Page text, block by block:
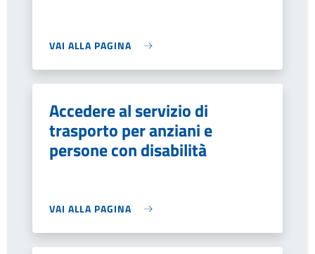
VAI ALLA PAGINA
Accedere al servizio di
trasporto per anziani e
persone con disabilità
VAI ALLA PAGINA